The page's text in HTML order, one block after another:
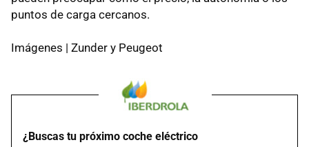
puntos de carga cercanos.
Imágenes | Zunder y Peugeot
¿Buscas tu próximo coche eléctrico